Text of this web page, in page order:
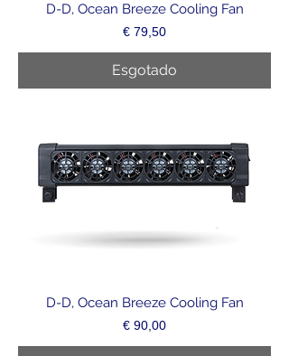
D-D, Ocean Breeze Cooling Fan
Preço
€ 79,50
Esgotado
D-D, Ocean Breeze Cooling Fan
Preço
€ 90,00